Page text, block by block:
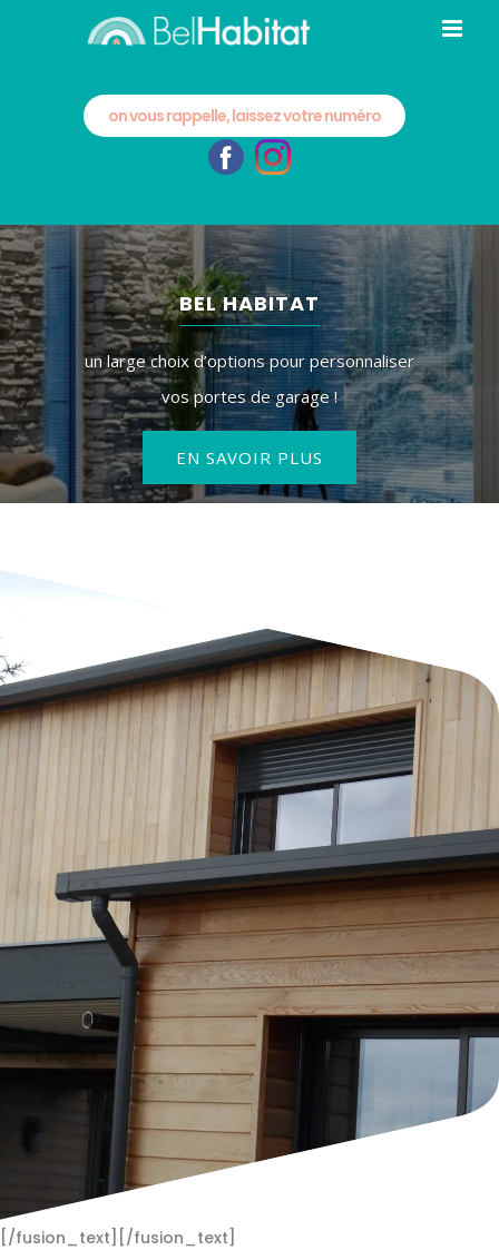
on vous rappelle, laissez votre numéro
BEL HABITAT
un large choix d’options pour personnaliser
vos portes de garage !
EN SAVOIR PLUS
[/fusion_text][/fusion_text]